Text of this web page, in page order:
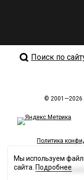
Поиск по
© 2001—2026
Политика
Мы используем
сайта. Подробнее